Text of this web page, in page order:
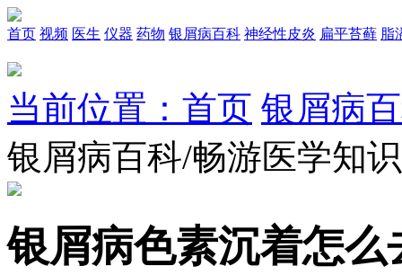
首页 视频 医生 仪器 药物 银屑病百科 神经性皮炎 扁平苔藓 脂
当前位置：首页 银屑病
银屑病百科/畅游医学知
银屑病色素沉着怎么